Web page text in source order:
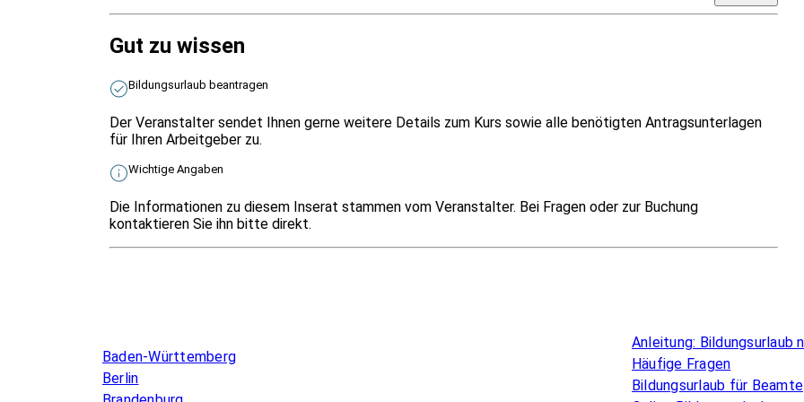
Gut zu wissen
Bildungsurlaub beantragen
Der Veranstalter sendet Ihnen gerne weitere Details zum Kurs sowie alle benötigten Antragsunterlagen
für Ihren Arbeitgeber zu.
Wichtige Angaben
Die Informationen zu diesem Inserat stammen vom Veranstalter. Bei Fragen oder zur Buchung
kontaktieren Sie ihn bitte direkt.
Baden-Württemberg
Berlin
Anleitung: Bildungsurlaub
Häufige Fragen
Bildungsurlaub für Beamte